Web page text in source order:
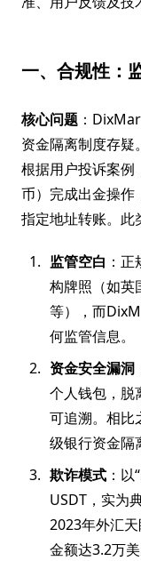
一、合规性：
核心问题 ：
资金隔离制度存疑。
根据用户投诉案例
币）完成出金操作
指定地址转账。此
监管空白 ：
构牌照（如英
等），而
何监管信息。
资金安全漏洞
个人钱包，脱
可追溯。相比
级银行资金隔
欺诈模式 ：
USDT，实为
2023年外汇
金额达3.2万美